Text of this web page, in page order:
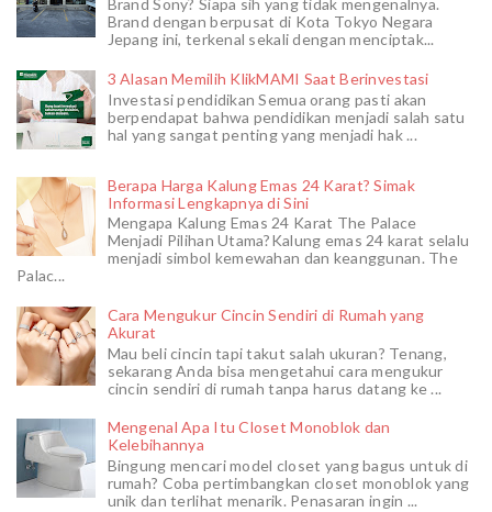
Brand Sony? Siapa sih yang tidak mengenalnya.
Brand dengan berpusat di Kota Tokyo Negara
Jepang ini, terkenal sekali dengan menciptak...
3 Alasan Memilih KlikMAMI Saat Berinvestasi
Investasi pendidikan Semua orang pasti akan
berpendapat bahwa pendidikan menjadi salah satu
hal yang sangat penting yang menjadi hak ...
Berapa Harga Kalung Emas 24 Karat? Simak
Informasi Lengkapnya di Sini
Mengapa Kalung Emas 24 Karat The Palace
Menjadi Pilihan Utama?Kalung emas 24 karat selalu
menjadi simbol kemewahan dan keanggunan. The
Palac...
Cara Mengukur Cincin Sendiri di Rumah yang
Akurat
Mau beli cincin tapi takut salah ukuran? Tenang,
sekarang Anda bisa mengetahui cara mengukur
cincin sendiri di rumah tanpa harus datang ke ...
Mengenal Apa Itu Closet Monoblok dan
Kelebihannya
Bingung mencari model closet yang bagus untuk di
rumah? Coba pertimbangkan closet monoblok yang
unik dan terlihat menarik. Penasaran ingin ...